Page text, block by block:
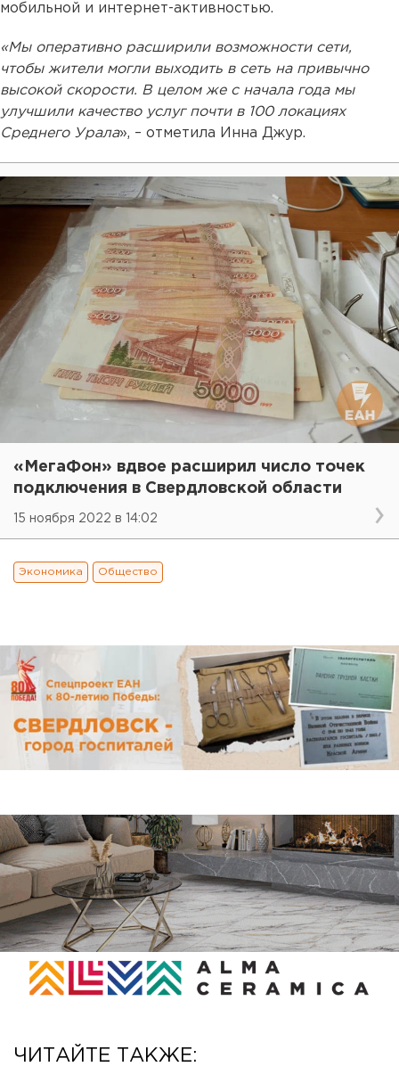
мобильной и интернет-активностью.
«Мы оперативно расширили возможности сети,
чтобы жители могли выходить в сеть на привычно
высокой скорости. В целом же с начала года мы
улучшили качество услуг почти в 100 локациях
Среднего Урала», – отметила Инна Джур.
«МегаФон» вдвое расширил число точек
подключения в Свердловской области
15 ноября 2022 в 14:02
Экономика Общество
ЧИТАЙТЕ ТАКЖЕ: